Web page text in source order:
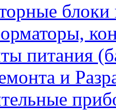
блоки
питания
и